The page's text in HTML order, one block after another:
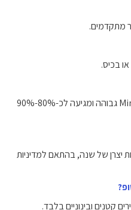
מתקדמים.
בכיס.
היעילות של סוללת Miracase MPB10PD גבוהה ומגיעה לכ-80%-90%
יצרן של שנה, בהתאם למדיניות